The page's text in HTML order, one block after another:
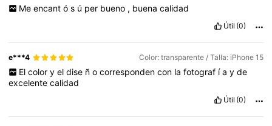
Me encant ó s ú per bueno , buena calidad
Útil (0)
e***4 Color: transparente / Talla: iPhone 15
El color y el dise ñ o corresponden con la fotograf ía y de
excelentecalidad
Útil (0)